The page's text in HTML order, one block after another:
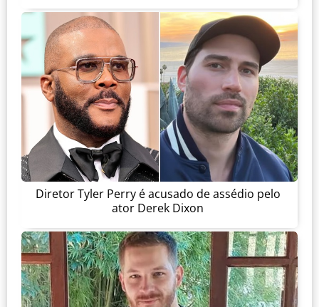
Diretor Tyler Perry é acusado de assédio pelo
ator Derek Dixon